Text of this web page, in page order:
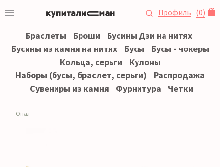
Профиль (0)
Браслеты Броши
Бусины Дзи на нитях
Бусины из камня на нитях
Бусы
Бусы - чокеры
Кольца, серьги
Кулоны
Наборы (бусы, браслет, серьги)
Распродажа
Сувениры из камня
Фурнитура Четки
Опал